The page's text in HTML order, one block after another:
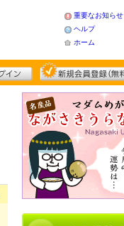
重要なお知らせ
ヘルプ
ホーム